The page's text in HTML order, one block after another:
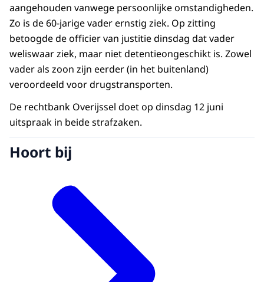
aangehouden vanwege persoonlijke omstandigheden.
Zo is de 60-jarige vader ernstig ziek. Op zitting
betoogde de officier van justitie dinsdag dat vader
weliswaar ziek, maar niet detentieongeschikt is. Zowel
vader als zoon zijn eerder (in het buitenland)
veroordeeld voor drugstransporten.
De rechtbank Overijssel doet op dinsdag 12 juni
uitspraak in beide strafzaken.
Hoort bij